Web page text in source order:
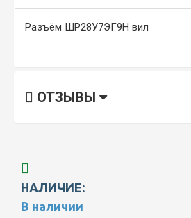
Разъём ШР28У7ЭГ9Н вил
ОТЗЫВЫ
НАЛИЧИЕ:
В наличии